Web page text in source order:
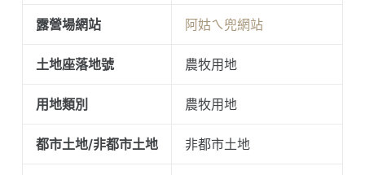
露營場網站 阿姑ㄟ兜網站
土地座落地號 農牧用地
用地類別 農牧用地
都市土地/非都市土地 非都市土地